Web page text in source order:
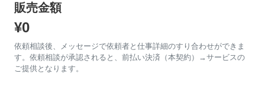
販売金額
¥0
依頼相談後、メッセージで依頼者と仕事詳細のすり合わせができま
す。依頼相談が承認されると、前払い決済（本契約）→サービスの
ご提供となります。